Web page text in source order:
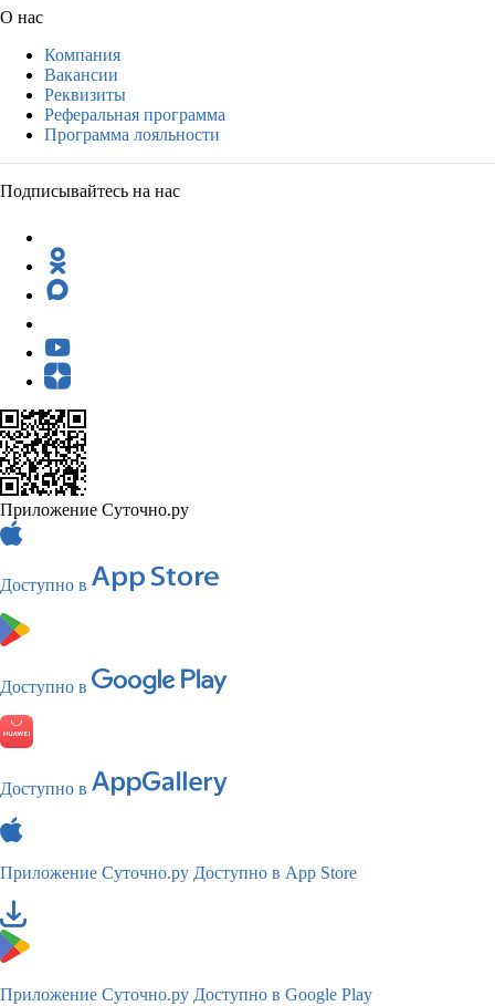
О нас
Компания
Вакансии
Реквизиты
Реферальная программа
Программа лояльности
Подписывайтесь на нас
Приложение Суточно.ру
Доступно в
Доступно в
Доступно в
Приложение Суточно.ру Доступно в App Store
Приложение Суточно.ру Доступно в Google Play